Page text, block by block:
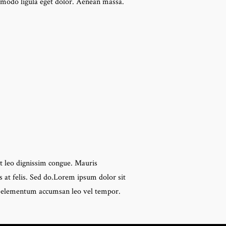
dignissim congue. Mauris
at felis. Sed do.Lorem ipsum dolor sit
accumsan leo vel tempor.